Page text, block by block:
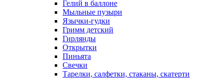
Гелий в баллоне
Мыльные пузыри
Язычки-гудки
Гримм детский
Гирлянды
Открытки
Пиньята
Свечки
Тарелки, салфетки, стаканы, скатерти